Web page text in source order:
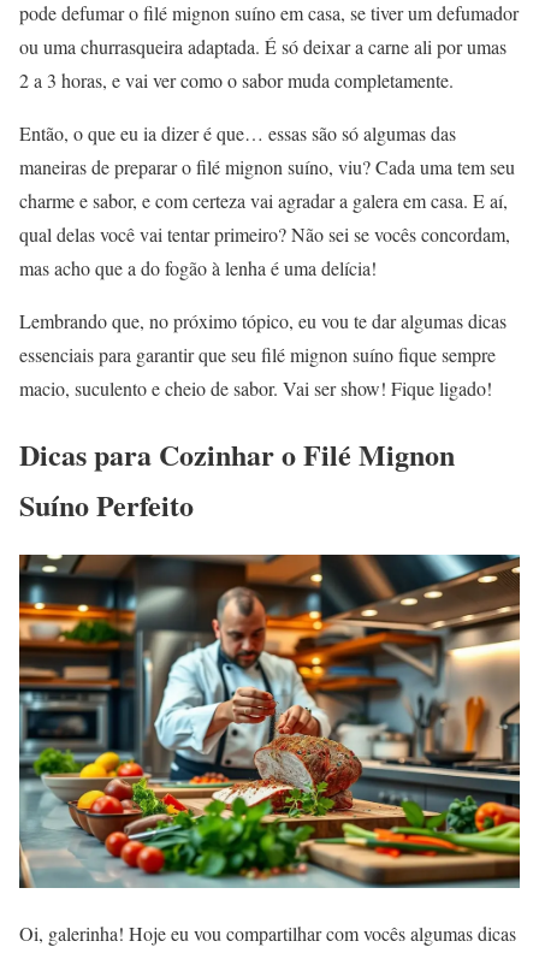
pode defumar o filé mignon suíno em casa, se tiver um defumador
ou uma churrasqueira adaptada. É só deixar a carne ali por umas
2 a 3 horas, e vai ver como o sabor muda completamente.
Então, o que eu ia dizer é que… essas são só algumas das
maneiras de preparar o filé mignon suíno, viu? Cada uma tem seu
charme e sabor, e com certeza vai agradar a galera em casa. E aí,
qual delas você vai tentar primeiro? Não sei se vocês concordam,
mas acho que a do fogão à lenha é uma delícia!
Lembrando que, no próximo tópico, eu vou te dar algumas dicas
essenciais para garantir que seu filé mignon suíno fique sempre
macio, suculento e cheio de sabor. Vai ser show! Fique ligado!
Dicas para Cozinhar o Filé Mignon
Suíno Perfeito
Oi, galerinha! Hoje eu vou compartilhar com vocês algumas dicas